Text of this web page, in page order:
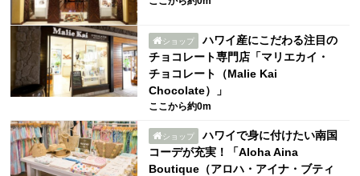
ショップ
ハワイ産にこだわる注目の
チョコレート専門店「マリエカイ・
チョコレート（Malie Kai
Chocolate）」
ここから約0m
ショップ
ハワイで身に付けたい南国
コーデが充実！「Aloha Aina
Boutique（アロハ・アイナ・ブティ